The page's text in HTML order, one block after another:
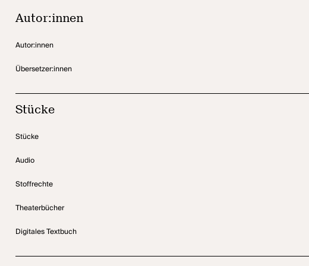
Autor:innen
Autor:innen
Übersetzer:innen
Stücke
Stücke
Audio
Stoffrechte
Theaterbücher
Digitales Textbuch